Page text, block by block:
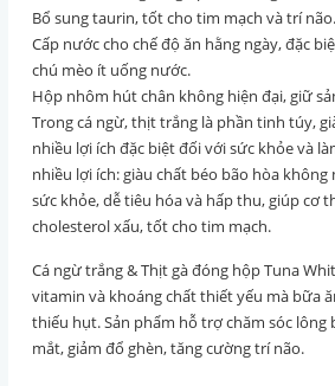
Bổ sung taurin, tốt cho tim mạch và trí não.
Cấp nước cho chế độ ăn hằng ngày, đặc
chú mèo ít uống nước.
Hộp nhôm hút chân không hiện đại, giữ
Trong cá ngừ, thịt trắng là phần tinh túy,
nhiều lợi ích đặc biệt đối với sức khỏe và
nhiều lợi ích: giàu chất béo bão hòa không
sức khỏe, dễ tiêu hóa và hấp thu, giúp cơ
cholesterol xấu, tốt cho tim mạch.
Cá ngừ trắng & Thịt gà đóng hộp Tuna
vitamin và khoáng chất thiết yếu mà bữa
thiếu hụt. Sản phẩm hỗ trợ chăm sóc lông
mắt, giảm đổ ghèn, tăng cường trí não.